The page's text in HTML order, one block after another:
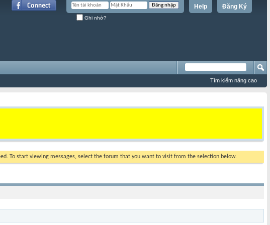
Đăng Ký
Help
Ghi nhớ?
Tìm kiếm nâng cao
To start viewing messages, select the forum that you want to visit from the selection below.